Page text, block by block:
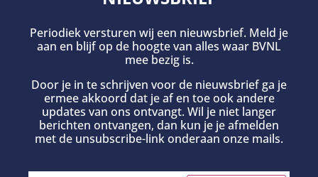
Periodiek versturen wij een nieuwsbrief. Meld je
aan en blijf op de hoogte van alles waar BVNL
mee bezig is.
Door je in te schrijven voor de nieuwsbrief ga je
ermee akkoord dat je af en toe ook andere
updates van ons ontvangt. Wil je niet langer
berichten ontvangen, dan kun je je afmelden
met de unsubscribe-link onderaan onze mails.